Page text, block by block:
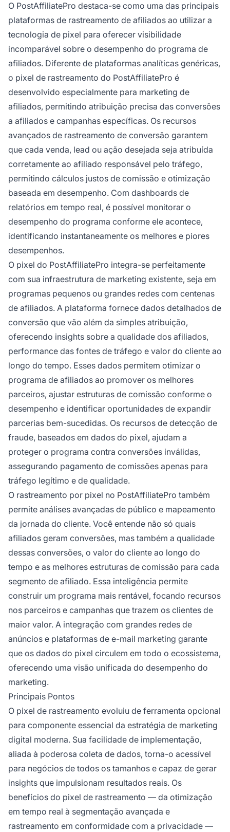
O PostAffiliatePro destaca-se como uma das principais
plataformas de rastreamento de afiliados ao utilizar a
tecnologia de pixel para oferecer visibilidade
incomparável sobre o desempenho do programa de
afiliados. Diferente de plataformas analíticas genéricas,
o pixel de rastreamento do PostAffiliatePro é
desenvolvido especialmente para marketing de
afiliados, permitindo atribuição precisa das conversões
a afiliados e campanhas específicas. Os recursos
avançados de rastreamento de conversão garantem
que cada venda, lead ou ação desejada seja atribuída
corretamente ao afiliado responsável pelo tráfego,
permitindo cálculos justos de comissão e otimização
baseada em desempenho. Com dashboards de
relatórios em tempo real, é possível monitorar o
desempenho do programa conforme ele acontece,
identificando instantaneamente os melhores e piores
desempenhos.
O pixel do PostAffiliatePro integra-se perfeitamente
com sua infraestrutura de marketing existente, seja em
programas pequenos ou grandes redes com centenas
de afiliados. A plataforma fornece dados detalhados de
conversão que vão além da simples atribuição,
oferecendo insights sobre a qualidade dos afiliados,
performance das fontes de tráfego e valor do cliente ao
longo do tempo. Esses dados permitem otimizar o
programa de afiliados ao promover os melhores
parceiros, ajustar estruturas de comissão conforme o
desempenho e identificar oportunidades de expandir
parcerias bem-sucedidas. Os recursos de detecção de
fraude, baseados em dados do pixel, ajudam a
proteger o programa contra conversões inválidas,
assegurando pagamento de comissões apenas para
tráfego legítimo e de qualidade.
O rastreamento por pixel no PostAffiliatePro também
permite análises avançadas de público e mapeamento
da jornada do cliente. Você entende não só quais
afiliados geram conversões, mas também a qualidade
dessas conversões, o valor do cliente ao longo do
tempo e as melhores estruturas de comissão para cada
segmento de afiliado. Essa inteligência permite
construir um programa mais rentável, focando recursos
nos parceiros e campanhas que trazem os clientes de
maior valor. A integração com grandes redes de
anúncios e plataformas de e-mail marketing garante
que os dados do pixel circulem em todo o ecossistema,
oferecendo uma visão unificada do desempenho do
marketing.
Principais Pontos
O pixel de rastreamento evoluiu de ferramenta opcional
para componente essencial da estratégia de marketing
digital moderna. Sua facilidade de implementação,
aliada à poderosa coleta de dados, torna-o acessível
para negócios de todos os tamanhos e capaz de gerar
insights que impulsionam resultados reais. Os
benefícios do pixel de rastreamento — da otimização
em tempo real à segmentação avançada e
rastreamento em conformidade com a privacidade —